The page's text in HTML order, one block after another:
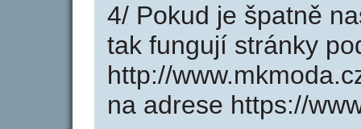
4/ Pokud je špatně
tak fungují stránky
http://
na adrese https://